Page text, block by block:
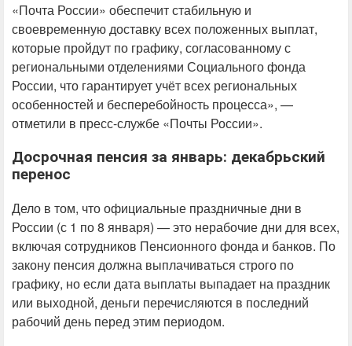
«Почта России» обеспечит стабильную и
своевременную доставку всех положенных выплат,
которые пройдут по графику, согласованному с
региональными отделениями Социального фонда
России, что гарантирует учёт всех региональных
особенностей и бесперебойность процесса», —
отметили в пресс-службе «Почты России».
Досрочная пенсия за январь: декабрьский
перенос
Дело в том, что официальные праздничные дни в
России (с 1 по 8 января) — это нерабочие дни для всех,
включая сотрудников Пенсионного фонда и банков. По
закону пенсия должна выплачиваться строго по
графику, но если дата выплаты выпадает на праздник
или выходной, деньги перечисляются в последний
рабочий день перед этим периодом.